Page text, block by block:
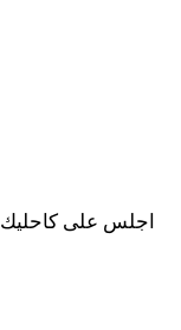
اجلس على كاحليك